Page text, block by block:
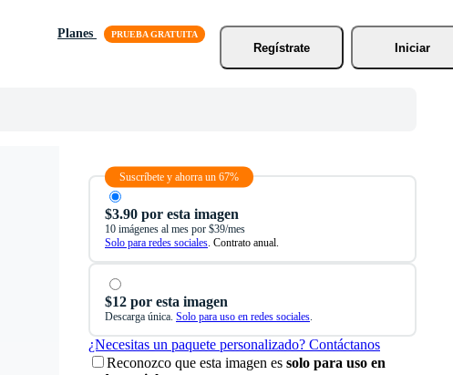
Planes
Regístrate
Iniciar
Suscríbete y ahorra un 67%
$3.90 por esta imagen
10 imágenes al mes por $39/mes
Solo para redes sociales. Contrato anual.
$12 por esta imagen
Descarga única. Solo para uso en redes sociales.
¿Necesitas un paquete personalizado? Contáctanos
Reconozco que esta imagen es solo para uso en